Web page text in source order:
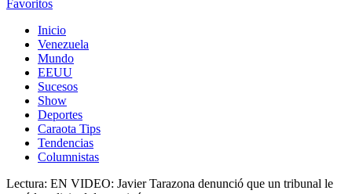
Favoritos
Inicio
Venezuela
Mundo
EEUU
Sucesos
Show
Deportes
Caraota Tips
Tendencias
Columnistas
Lectura: EN VIDEO: Javier Tarazona denunció que un tribunal le